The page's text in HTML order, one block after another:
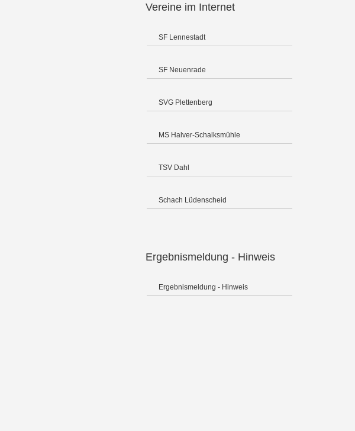
Vereine im Internet
SF Lennestadt
SF Neuenrade
SVG Plettenberg
MS Halver-Schalksmühle
TSV Dahl
Schach Lüdenscheid
Ergebnismeldung - Hinweis
Ergebnismeldung - Hinweis